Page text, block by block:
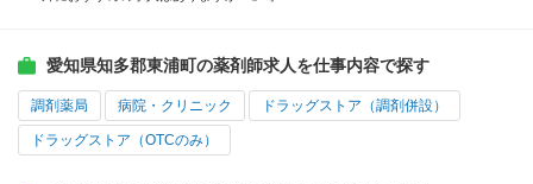
愛知県知多郡東浦町の薬剤師求人を仕事内容で探す
調剤薬局 病院・クリニック ドラッグストア（調剤併設）
ドラッグストア（OTCのみ）